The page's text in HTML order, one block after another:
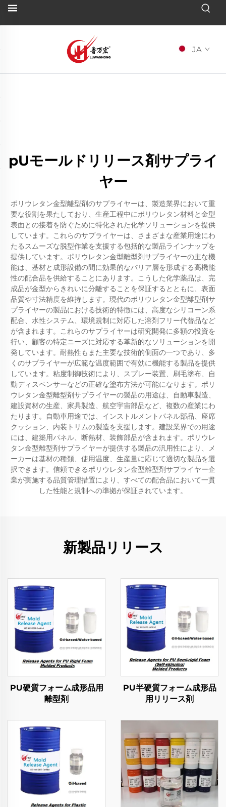
JA
pUモールドリリース剤サプライ
ヤー
ポリウレタン金型離型剤のサプライヤーは、製造業界において重
要な役割を果たしており、生産工程中にポリウレタン材料と金型
表面との接着を防ぐために特化された化学ソリューションを提供
しています。これらのサプライヤーは、さまざまな産業用途にわ
たるスムーズな脱型作業を支援する包括的な製品ラインナップを
提供しています。ポリウレタン金型離型剤サプライヤーの主な機
能は、基材と成形設備の間に効果的なバリア層を形成する高機能
性の配合品を供給することにあります。こうした化学薬品は、完
成品が金型からきれいに分離することを保証するとともに、表面
品質や寸法精度を維持します。現代のポリウレタン金型離型剤サ
プライヤーの製品における技術的特徴には、高度なシリコーン系
配合、水性システム、環境規制に対応した溶剤フリー代替品など
が含まれます。これらのサプライヤーは研究開発に多額の投資を
行い、顧客の特定ニーズに対応する革新的なソリューションを開
発しています。耐熱性もまた主要な技術的側面の一つであり、多
くのサプライヤーが広範な温度範囲で有効に機能する製品を提供
しています。粘度制御技術により、スプレー装置、刷毛塗布、自
動ディスペンサーなどの正確な塗布方法が可能になります。ポリ
ウレタン金型離型剤サプライヤーの製品の用途は、自動車製造、
建設資材の生産、家具製造、航空宇宙部品など、複数の産業にわ
たります。自動車用途では、インストルメントパネル部品、座席
クッション、内装トリムの製造を支援します。建設業界での用途
には、建築用パネル、断熱材、装飾部品が含まれます。ポリウレ
タン金型離型剤サプライヤーが提供する製品の汎用性により、メ
ーカーは基材の種類、使用温度、生産量に応じて適切な製品を選
択できます。信頼できるポリウレタン金型離型剤サプライヤー企
業が実施する品質管理措置により、すべての配合品において一貫
した性能と規制への準拠が保証されています。
新製品リリース
PU硬質フォーム成形品用
離型剤
PU半硬質フォーム成形品
用リリース剤